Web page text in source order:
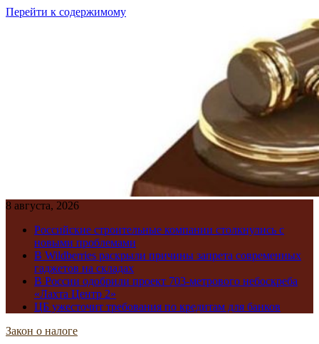
Перейти к содержимому
8 августа, 2026
Российские строительные компании столкнулись с
новыми проблемами
В Wildberries раскрыли причины запрета современных
гаджетов на складах
В России одобрили проект 703-метрового небоскреба
«Лахта Центр 2»
ЦБ ужесточит требования по кредитам для банков
Закон о налоге